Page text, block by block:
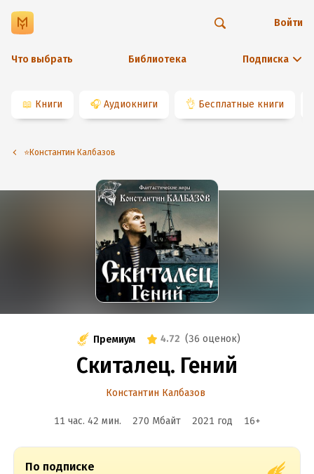
Что выбрать Библиотека Подписка
Войти
📖 Книги 🎧 Аудиокниги 👌 Бесплатные книги
⭐️Константин Калбазов
Премиум 4.72 (36 оценок)
Скиталец. Гений
Константин Калбазов
11 час. 42 мин. 270 Мбайт 2021 год 16+
По подписке